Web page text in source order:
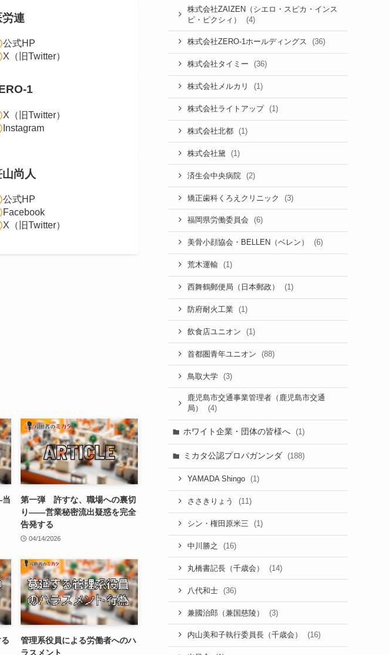
労連
公式HP
X（旧Twitter）
1
X（旧Twitter）
Instagram
尚人
公式HP
Facebook
X（旧Twitter）
第一弾 許すな、職場への裏切
り——営業秘密流出疑惑を完全
告発する
04/14/2026
管理系役員による労働者へのハ
ラスメント
株式会社ZAIZEN（シエロ・スピカ・インス
ピ・ピクシィ）
(4)
株式会社ZERO-1ホールディングス (36)
株式会社タイミー (36)
株式会社メルカリ (1)
株式会社ライトアップ (1)
株式会社北都 (1)
株式会社黛 (1)
済生会中央病院 (2)
矯正歯科くろえクリニック (3)
福岡県労働委員会 (6)
美骨小顔協会・BELLEN（ベレン） (6)
荒木運輸 (1)
西舞鶴郵便局（日本郵政） (1)
防府耐火工業 (1)
飲食店ユニオン (1)
首都圏青年ユニオン (88)
鳥取大学 (3)
鹿児島市交通事業管理者（鹿児島市交通
局）
(4)
ホワイト企業・団体の皆様へ (1)
ミカタ公認プロパガンンダ (188)
YAMADA Shingo (1)
ささきりょう (11)
シン・権田原米三 (1)
中川勝之 (16)
丸橋書記長（千歳会） (14)
八代和士 (36)
兼國治郎（兼国慈陵） (3)
内山美和子執行委員長（千歳会） (16)